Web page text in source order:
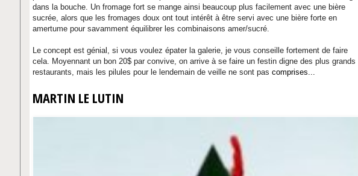
dans la bouche. Un fromage fort se mange ainsi beaucoup plus facilement avec une bière
sucrée, alors que les fromages doux ont tout intérêt à être servi avec une bière forte en
amertume pour savamment équilibrer les combinaisons amer/sucré.
Le concept est génial, si vous voulez épater la galerie, je vous conseille fortement de faire
cela. Moyennant un bon 20$ par convive, on arrive à se faire un festin digne des plus grands
restaurants, mais les pilules pour le lendemain de veille ne sont pas comprises...
MARTIN LE LUTIN